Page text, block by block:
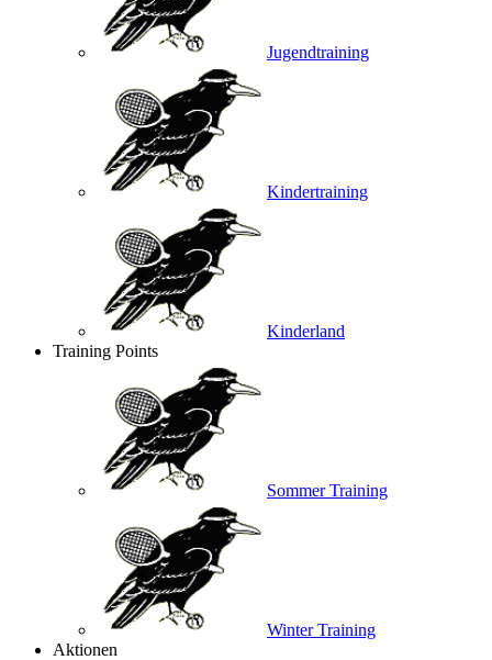
Jugendtraining
Kindertraining
Kinderland
Training Points
Sommer Training
Winter Training
Aktionen